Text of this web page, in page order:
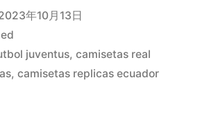
replicas
paypal»
年10月13日
juventus, camisetas real
, camisetas replicas ecuador